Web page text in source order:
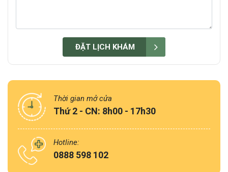
ĐẶT LỊCH KHÁM
Thời gian mở cửa
Thứ 2 - CN: 8h00 - 17h30
Hotline:
0888 598 102